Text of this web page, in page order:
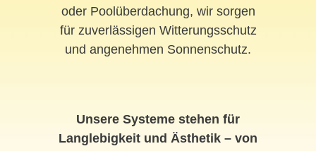
oder Poolüberdachung, wir sorgen
für zuverlässigen Witterungsschutz
und angenehmen Sonnenschutz.
Unsere Systeme stehen für
Langlebigkeit und Ästhetik – von